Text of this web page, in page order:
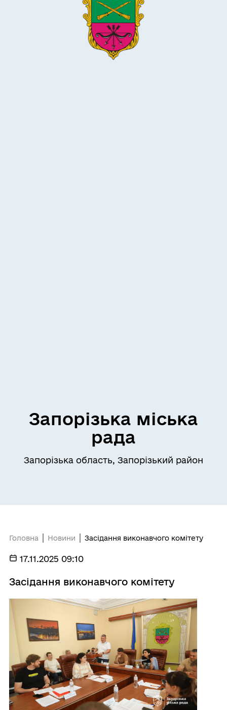
Запорізька міська
рада
Запорізька область, Запорізький район
Головна Новини Засідання виконавчого комітету
17.11.2025 09:10
Засідання виконавчого комітету